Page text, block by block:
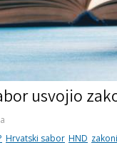
usvojio
Hrvatski sabor HND zakoni